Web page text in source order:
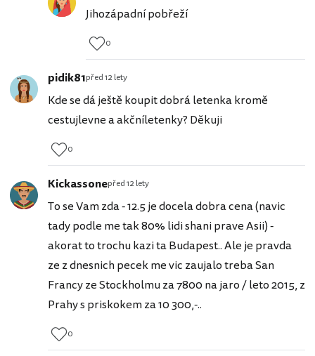
Jihozápadní pobřeží
0
pidik81před 12 lety
Kde se dá ještě koupit dobrá letenka kromě
cestujlevne a akčníletenky? Děkuji
0
Kickassonepřed 12 lety
To se Vam zda - 12.5 je docela dobra cena (navic
tady podle me tak 80% lidi shani prave Asii) -
akorat to trochu kazi ta Budapest.. Ale je pravda
ze z dnesnich pecek me vic zaujalo treba San
Francy ze Stockholmu za 7800 na jaro / leto 2015, z
Prahy s priskokem za 10 300,-..
0